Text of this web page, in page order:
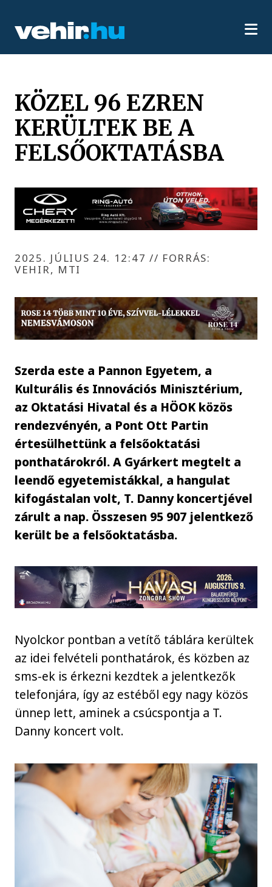
KÖZEL 96 EZREN
KERÜLTEK BE A
FELSŐOKTATÁSBA
2025. JÚLIUS 24. 12:47 // FORRÁS:
VEHIR, MTI
Szerda este a Pannon Egyetem, a
Kulturális és Innovációs Minisztérium,
az Oktatási Hivatal és a HÖOK közös
rendezvényén, a Pont Ott Partin
értesülhettünk a felsőoktatási
ponthatárokról. A Gyárkert megtelt a
leendő egyetemistákkal, a hangulat
kifogástalan volt, T. Danny koncertjével
zárult a nap. Összesen 95 907 jelentkező
került be a felsőoktatásba.
Nyolckor pontban a vetítő táblára kerültek
az idei felvételi ponthatárok, és közben az
sms-ek is érkezni kezdtek a jelentkezők
telefonjára, így az estéből egy nagy közös
ünnep lett, aminek a csúcspontja a T.
Danny koncert volt.